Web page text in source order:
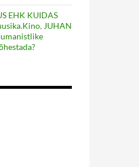
EHK KUIDAS
, JUHAN